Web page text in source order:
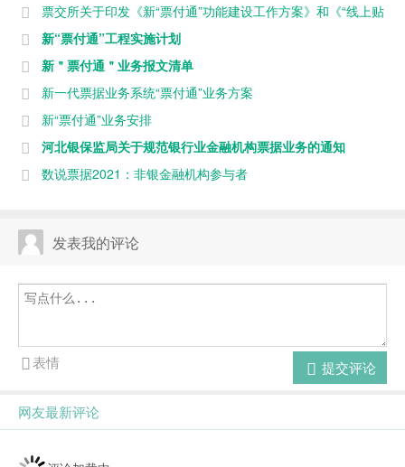
现”功
票交所关于印发《新“票付通”功能建设工作方案》和《“线上贴
现”功新“票付通”工程实施计划
新＂票付通＂业务报文清单
新一代票据业务系统“票付通”业务方案
新“票付通”业务安排
河北银保监局关于规范银行业金融机构票据业务的通知
数说票据2021：非银金融机构参与者
发表我的评论
提交评论
表情
网友最新评论